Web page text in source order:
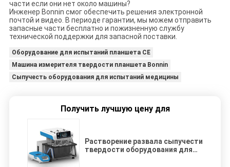
части если они нет около машины?
Инженер Bonnin смог обеспечить решения электронной
почтой и видео. В периоде гарантии, мы можем отправить
запасные части бесплатно и пожизненную службу
технической поддержки для запасной поставки.
Оборудование для испытаний планшета CE
Машина измерителя твердости планшета Bonnin
Сыпучесть оборудования для испытаний медицины
Получить лучшую цену для
Растворение развала сыпучести
твердости оборудования для